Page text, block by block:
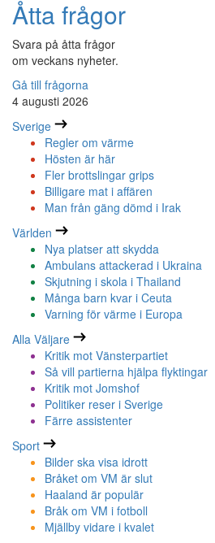
Åtta frågor
Svara på åtta frågor
om veckans nyheter.
Gå till frågorna
4 augusti 2026
Sverige
Regler om värme
Hösten är här
Fler brottslingar grips
Billigare mat i affären
Man från gäng dömd i Irak
Världen
Nya platser att skydda
Ambulans attackerad i Ukraina
Skjutning i skola i Thailand
Många barn kvar i Ceuta
Varning för värme i Europa
Alla Väljare
Kritik mot Vänsterpartiet
Så vill partierna hjälpa flyktingar
Kritik mot Jomshof
Politiker reser i Sverige
Färre assistenter
Sport
Bilder ska visa idrott
Bråket om VM är slut
Haaland är populär
Bråk om VM i fotboll
Mjällby vidare i kvalet